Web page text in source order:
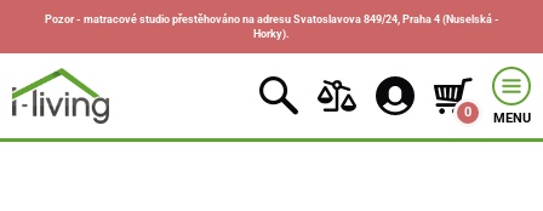
Pozor - matracové studio přestěhováno na adresu Svatoslavova 849/24, Praha 4 (Nuselská -
Horky).
0 MENU